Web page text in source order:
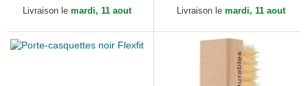
Livraison le mardi, 11 aout Livraison le mardi, 11 aout